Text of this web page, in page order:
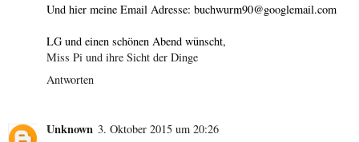
Und hier meine Email Adresse: buchwurm90@googlemail.com
LG und einen schönen Abend wünscht,
Miss Pi und ihre Sicht der Dinge
Antworten
Unknown 3. Oktober 2015 um 20:26